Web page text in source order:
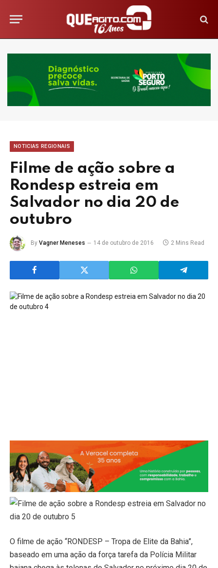
NOTICIAS REGIONAIS
Filme de ação sobre a
Rondesp estreia em
Salvador no dia 20 de
outubro
By Vagner Meneses 14 de outubro de 2016 2 Mins Read
O filme de ação “RONDESP – Tropa de Elite da Bahia”,
baseado em uma ação da força tarefa da Polícia Militar